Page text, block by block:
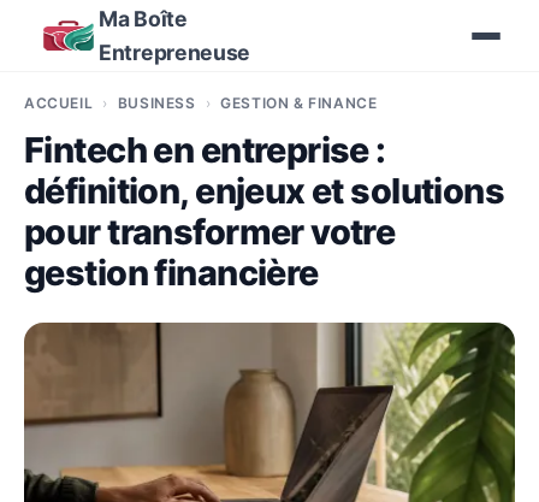
Ma Boîte
Entrepreneuse
ACCUEIL BUSINESS GESTION & FINANCE
Fintech en entreprise :
définition, enjeux et solutions
pour transformer votre
gestion financière